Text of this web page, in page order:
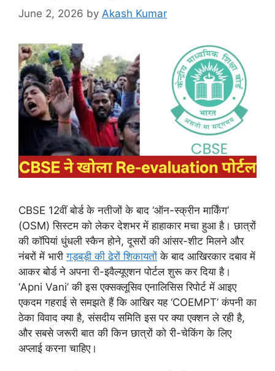
June 2, 2026 by Akash Kumar
CBSE 12वीं बोर्ड के नतीजों के बाद ‘ऑन-स्क्रीन मार्किंग’
(OSM) सिस्टम को लेकर देशभर में हाहाकार मचा हुआ है। छात्रों
की कॉपियां धुंधली स्कैन होने, दूसरों की आंसर-शीट मिलने और
नंबरों में भारीगड़बड़ी की ढेरों शिकायतों के बाद आखिरकार दबाव में
आकर बोर्ड ने अपना री-इवैल्यूएशन पोर्टल शुरू कर दिया है।
‘Apni Vani’ की इस एक्सक्लूसिव एनालिसिस रिपोर्ट में आइए
एकदम गहराई से समझते हैं कि आखिर यह ‘COEMPT’ कंपनी का
ठेका विवाद क्या है, संसदीय समिति इस पर क्या एक्शन ले रही है,
और सबसे जरूरी बात की किन छात्रों को री-चेकिंग के लिए
अप्लाई करना चाहिए।